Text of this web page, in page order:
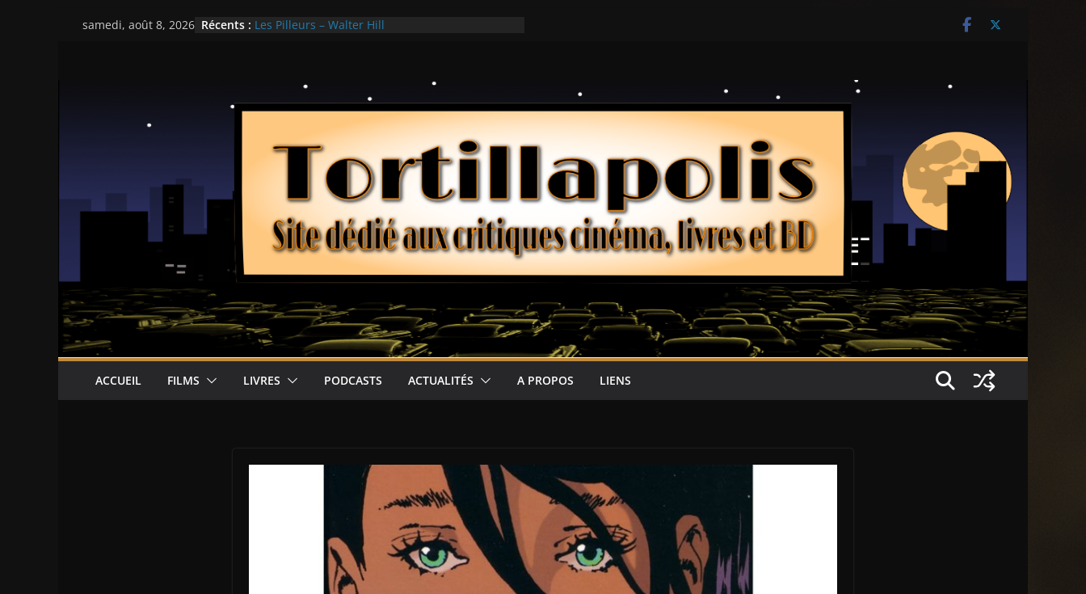
Passersamedi, août 8, 2026 Récents : Les Pilleurs – Walter Hill
Ça chauffe au lycée Ridgemont – Amy Heckerling
ACCUEIL FILMS LIVRES PODCASTS ACTUALITÉS A PROPOS LIENS